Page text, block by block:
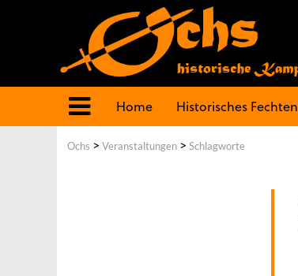
Home Historisches Fechten
Ochs >Veranstaltungen > Schlagworte